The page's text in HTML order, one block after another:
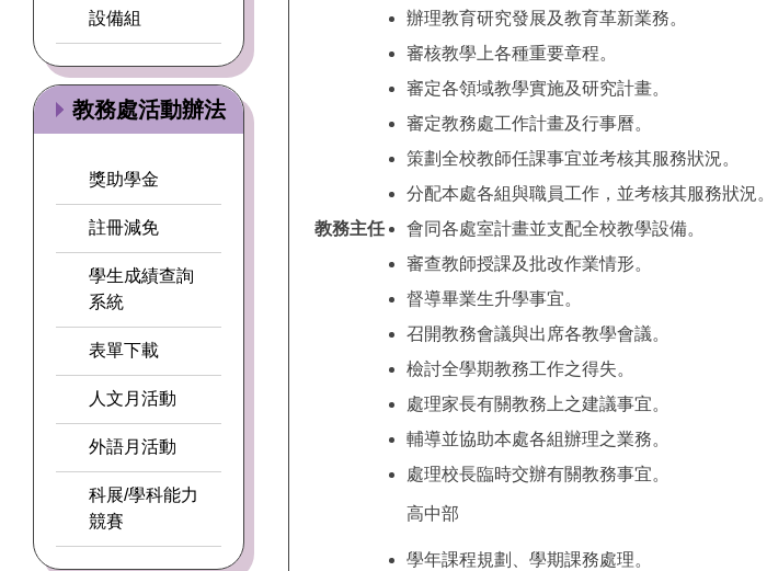
設備組
教務處活動辦法
獎助學金
註冊減免
學生成績查詢
系統
表單下載
人文月活動
外語月活動
科展/學科能力
競賽
教務主任
辦理教育研究發展及教育革新業務。
審核教學上各種重要章程。
審定各領域教學實施及研究計畫。
審定教務處工作計畫及行事曆。
策劃全校教師任課事宜並考核其服務狀況。
分配本處各組與職員工作，並考核其服務狀況。
會同各處室計畫並支配全校教學設備。
審查教師授課及批改作業情形。
督導畢業生升學事宜。
召開教務會議與出席各教學會議。
檢討全學期教務工作之得失。
處理家長有關教務上之建議事宜。
輔導並協助本處各組辦理之業務。
處理校長臨時交辦有關教務事宜。
高中部
學年課程規劃、學期課務處理。